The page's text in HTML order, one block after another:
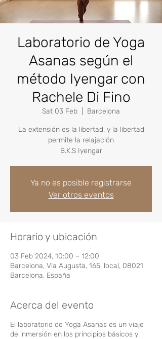
Laboratorio de Yoga
Asanas según el
método Iyengar con
Rachele Di Fino
Sat 03 Feb Barcelona
La extensión es la libertad, y la libertad
permite la relajación
B.K.S Iyengar
Ya no es posible registrarse
Ver otros eventos
Horario y ubicación
03 Feb 2024, 10:00 – 12:00
Barcelona, Via Augusta, 165, local, 08021
Barcelona, España
Acerca del evento
El laboratorio de Yoga Asanas es un viaje
de inmersión en los principios básicos y